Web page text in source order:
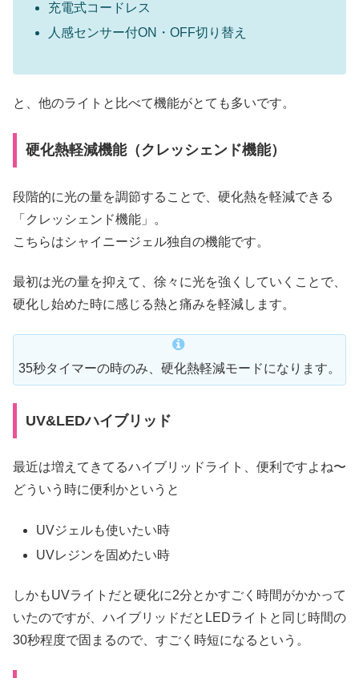
充電式コードレス
人感センサー付ON・OFF切り替え
と、他のライトと比べて機能がとても多いです。
硬化熱軽減機能（クレッシェンド機能）
段階的に光の量を調節することで、硬化熱を軽減できる
「クレッシェンド機能」。
こちらはシャイニージェル独自の機能です。
最初は光の量を抑えて、徐々に光を強くしていくことで、
硬化し始めた時に感じる熱と痛みを軽減します。
35秒タイマーの時のみ、硬化熱軽減モードになります。
UV&LEDハイブリッド
最近は増えてきてるハイブリッドライト、便利ですよね〜
どういう時に便利かというと
UVジェルも使いたい時
UVレジンを固めたい時
しかもUVライトだと硬化に2分とかすごく時間がかかって
いたのですが、ハイブリッドだとLEDライトと同じ時間の
30秒程度で固まるので、すごく時短になるという。